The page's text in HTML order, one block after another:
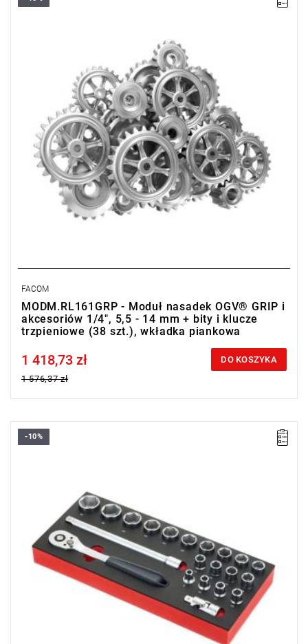
• Zakres zestawu: 5,5 - 14 mm
FACOM
MODM.RL161GRP - Moduł nasadek OGV® GRIP i
akcesoriów 1/4", 5,5 - 14 mm + bity i klucze
trzpieniowe (38 szt.), wkładka piankowa
Price tax included
1 418,73 zł
1 576,37 zł
DO KOSZYKA
• Zakres zestawu: 8 - 32 mm
• Nasadki: 6-kątne
-10%